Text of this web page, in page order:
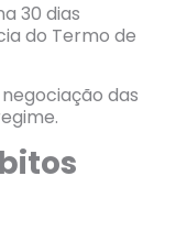
30 dias
do Termo de
das